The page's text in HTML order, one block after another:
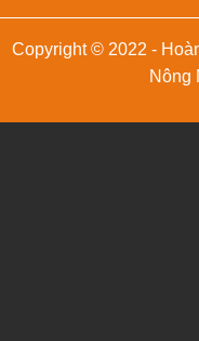
Copyright © 2022 -
Nông